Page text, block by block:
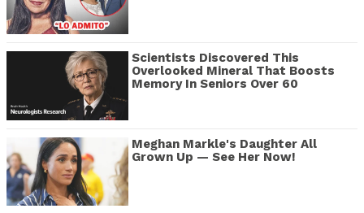
Scientists Discovered This
Overlooked Mineral That Boosts
Memory In Seniors Over 60
Meghan Markle's Daughter All
Grown Up — See Her Now!